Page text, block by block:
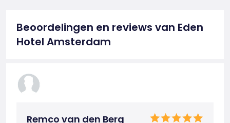
Beoordelingen en reviews van Eden
Hotel Amsterdam
Remco van den Berg